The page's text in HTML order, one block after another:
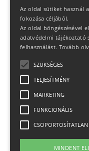
Az oldal sütiket használ
fokozása céljából.
Az oldal böngészésével
adatvédelmi tájékoztató
felhasználást. Tovább
SZÜKSÉGES
TELJESÍTMÉNY
MARKETING
FUNKCIONÁLIS
CSOPORTOSÍTATLAN
MINDENT